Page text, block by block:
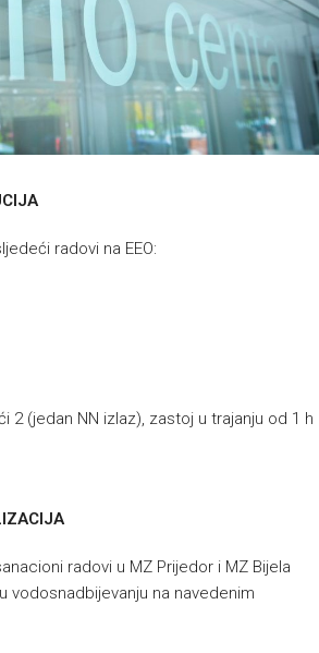
radovi na EEO:
2 (jedan NN izlaz), zastoj u trajanju od 1 h
radovi u MZ Prijedor i MZ Bijela
vodosnadbijevanju na navedenim